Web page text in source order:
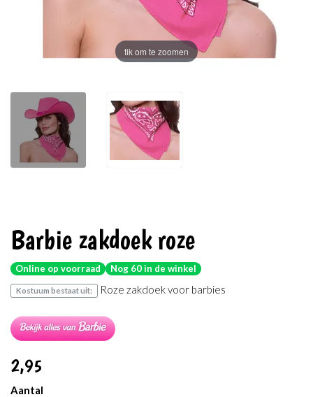
tik om te zoomen
Barbie zakdoek roze
Online op voorraad Nog 60 in de winkel
Kostuum bestaat uit: Roze zakdoek voor barbies
2,95
Aantal